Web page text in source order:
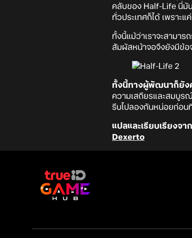
คลับของ Half-Life นี่มั
ทั่วประเทศก็ได้ เพราะแ
ทั้งนี้แม้ว่าเราจะสามา
สัมผัสหน้าจอจึงยังมีข้อ
ทั้งนี้ทางผู้พัฒนาก็ยัง
ความเสถียรและสมบูร
รีบไปลองกันหน่อยก่อน
แปลและเรียบเรียงจาก
Dexerto